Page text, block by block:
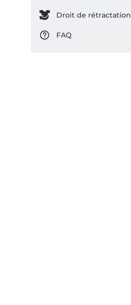
Droit de rétractation
FAQ